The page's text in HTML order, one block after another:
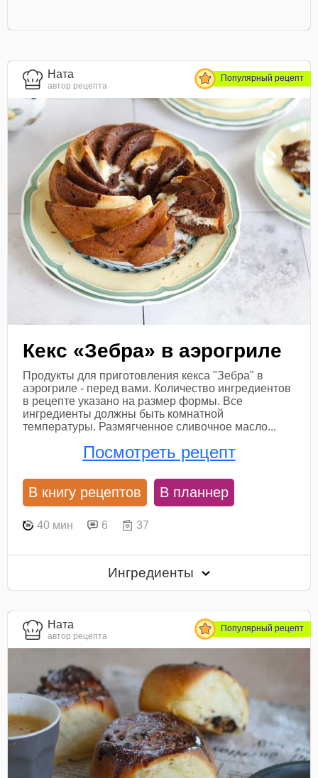
Ната
автор рецепта
Популярный рецепт
Кекс «Зебра» в аэрогриле
Продукты для приготовления кекса "Зебра" в
аэрогриле - перед вами. Количество ингредиентов
в рецепте указано на размер формы. Все
ингредиенты должны быть комнатной
температуры. Размягченное сливочное масло...
Посмотреть рецепт
В книгу рецептов В планнер
40 мин 6 37
Ингредиенты
Ната
автор рецепта
Популярный рецепт